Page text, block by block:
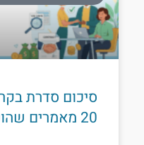
סיכום סדרת
20 מאמרים שהופכים ידע למערכת ניהול